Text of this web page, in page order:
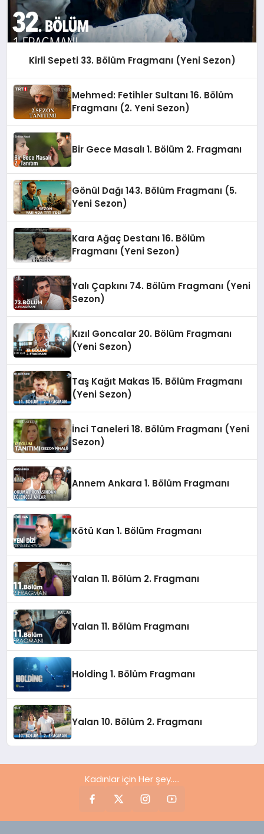
Kirli Sepeti 33. Bölüm Fragmanı (Yeni Sezon)
Mehmed: Fetihler Sultanı 16. Bölüm
Fragmanı (2. Yeni Sezon)
Bir Gece Masalı 1. Bölüm 2. Fragmanı
Gönül Dağı 143. Bölüm Fragmanı (5.
Yeni Sezon)
Kara Ağaç Destanı 16. Bölüm
Fragmanı (Yeni Sezon)
Yalı Çapkını 74. Bölüm Fragmanı (Yeni
Sezon)
Kızıl Goncalar 20. Bölüm Fragmanı
(Yeni Sezon)
Taş Kağıt Makas 15. Bölüm Fragmanı
(Yeni Sezon)
İnci Taneleri 18. Bölüm Fragmanı (Yeni
Sezon)
Annem Ankara 1. Bölüm Fragmanı
Kötü Kan 1. Bölüm Fragmanı
Yalan 11. Bölüm 2. Fragmanı
Yalan 11. Bölüm Fragmanı
Holding 1. Bölüm Fragmanı
Yalan 10. Bölüm 2. Fragmanı
Kadınlar için Her şey.....